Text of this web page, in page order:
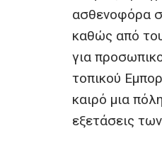
ασθενοφόρα
καθώς από
για
τοπικού
καιρό μια
εξετάσεις